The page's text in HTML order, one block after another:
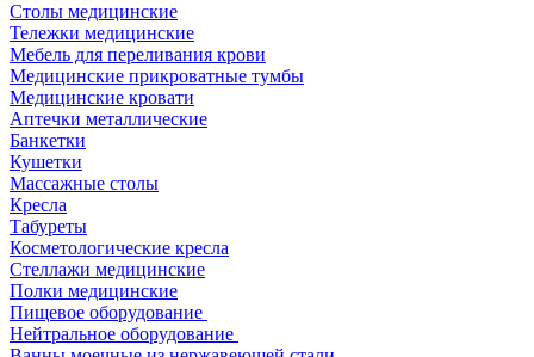
Столы медицинские
Тележки медицинские
Мебель для переливания крови
Медицинские прикроватные тумбы
Медицинские кровати
Аптечки металлические
Банкетки
Кушетки
Массажные столы
Кресла
Табуреты
Косметологические кресла
Стеллажи медицинские
Полки медицинские
Пищевое оборудование
Нейтральное оборудование